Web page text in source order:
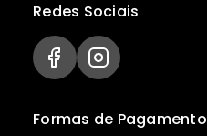
Formas de Pagamento
Redes Sociais